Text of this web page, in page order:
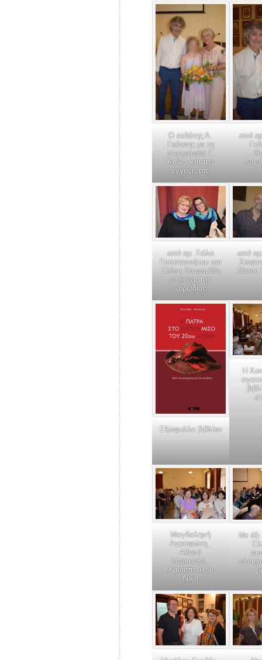
Ο εκδότης Α.
Γκότσης με τη
συγγραφέα Γ.
Καίκα και την
εγγονή της
από
από αρ. Γιόλα
Γασπαρινάτου και
Ελένη Κατωπόδη
στελέχη της
χορωδίας
από
Τάσος
Εξώφυλλο βιβλίου
Η
Μαγδαληνή
Αγραφιώτη_
Αθηνά
Τσουκαλά_
Χαιδοπούλου
Νίκη
Με